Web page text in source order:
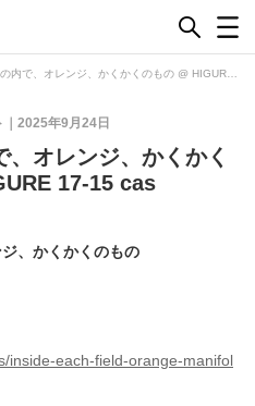
内で、オレンジ、かくかくのもの @ HIGURE
2025年9月24日
オレンジ、かくかく
17-15 cas
、かくかくのもの
inside-each-field-orange-manifol